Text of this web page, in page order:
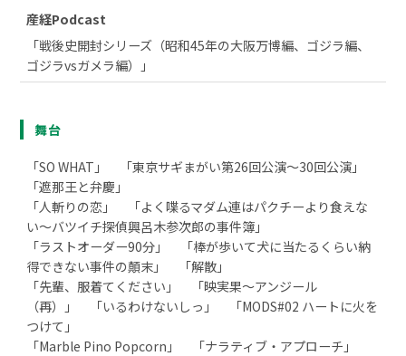
産経Podcast
「戦後史開封シリーズ（昭和45年の大阪万博編、ゴジラ編、
ゴジラvsガメラ編）」
舞台
「SO WHAT」 「東京サギまがい第26回公演～30回公演」
「遮那王と弁慶」
「人斬りの恋」 「よく喋るマダム連はパクチーより食えな
い～バツイチ探偵興呂木参次郎の事件簿」
「ラストオーダー90分」 「棒が歩いて犬に当たるくらい納
得できない事件の顛末」 「解散」
「先輩、服着てください」 「映実果～アンジール
（再）」 「いるわけないしっ」 「MODS#02 ハートに火を
つけて」
「Marble Pino Popcorn」 「ナラティブ・アプローチ」